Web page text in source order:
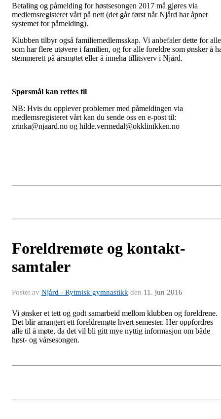
Betaling og påmelding for høstsesongen 2017 må gjøres via
medlemsregisteret vårt på nett (det går først når Njård har åpnet
systemet for påmelding).
Klubben tilbyr også familiemedlemsskap. Vi anbefaler dette for alle
som har flere utøvere i familien, og for alle foreldre som ønsker å
stemmerett på årsmøtet eller å inneha tillitsverv i Njård.
Spørsmål kan rettes til
NB: Hvis du opplever problemer med påmeldingen via
medlemsregisteret vårt kan du sende oss en e-post til:
zrinka@njaard.no og hilde.vermedal@okklinikken.no
Foreldremøte og kontakt-
samtaler
Postet av Njård - Rytmisk gymnastikk den 11. jun 2016
Vi ønsker et tett og godt samarbeid mellom klubben og foreldrene.
Det blir arrangert ett foreldremøte hvert semester. Her oppfordres
alle til å møte, da det vil bli gitt mye nyttig informasjon om både
høst- og vårsesongen.